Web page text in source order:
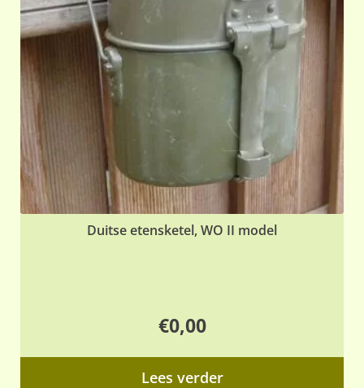
Duitse etensketel, WO II model
€0,00
Lees verder